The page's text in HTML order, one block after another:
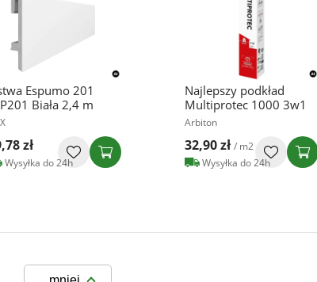
Espumo 201
Biała 2,4 m
zł
Wysyłka do 24h
Najlepszy podkład
Multiprotec 1000 3w1
Arbiton
32,90 zł / m2
Wysyłka do 24h